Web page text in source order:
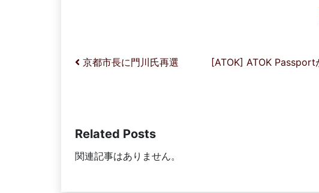
投稿ナビゲーション
京都市長に門川氏再選 [ATOK] ATOK Passport
Related Posts
関連記事はありません。